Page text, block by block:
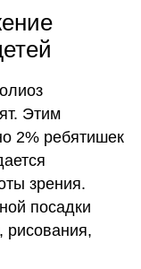
Этим
2% ребятишек
зрения.
посадки
рисования,